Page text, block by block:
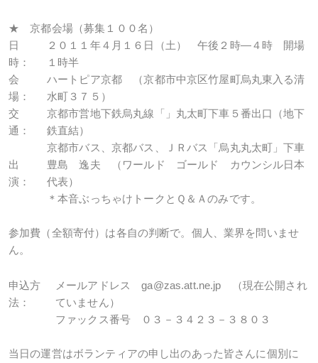
★ 京都会場（募集１００名）
日
時：
２０１１年４月１６日（土） 午後２時―４時 開場
１時半
会
場：
ハートピア京都 （京都市中京区竹屋町烏丸東入る清
水町３７５）
交
通：
京都市営地下鉄烏丸線「」丸太町下車５番出口（地下
鉄直結）
京都市バス、京都バス、ＪＲバス「烏丸丸太町」下車
出
演：
豊島 逸夫 （ワールド ゴールド カウンシル日本
代表）
＊本音ぶっちゃけトークとＱ＆Ａのみです。
参加費（全額寄付）は各自の判断で。個人、業界を問いませ
ん。
申込方
法：
メールアドレス ga@zas.att.ne.jp （現在公開され
ていません）
ファックス番号 ０３－３４２３－３８０３
当日の運営はボランティアの申し出のあった皆さんに個別に